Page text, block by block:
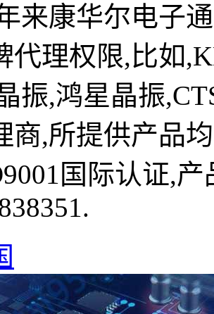
来康华尔电子
代理权限,比如
振,鸿星晶振
商,所提供产品
国际认证,